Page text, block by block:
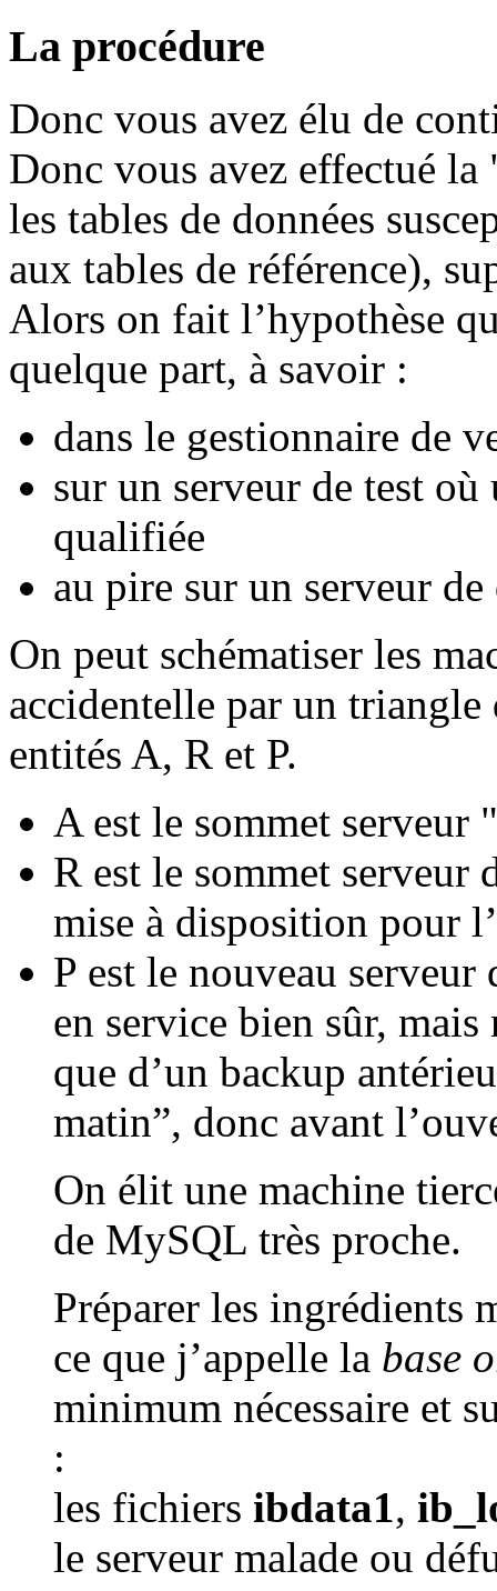
La procédure
Donc vous avez élu de
Donc vous avez effectué la
les tables de données
aux tables de référence),
Alors on fait l’hypothèse
quelque part, à savoir :
dans le gestionnaire de
sur un serveur de test où
qualifiée
au pire sur un serveur
On peut schématiser les
accidentelle par un
entités A, R et P.
A est le sommet serveur
R est le sommet serveur
mise à disposition pour
P est le nouveau
en service bien sûr,
que d’un backup
matin”, donc avant
On élit une machine
de MySQL très proche.
Préparer les ingrédients
ce que j’appelle la base
minimum nécessaire et
:
les fichiers ibdata1,
le serveur malade ou